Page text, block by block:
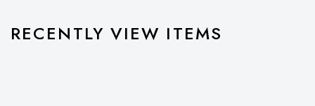
RECENTLY VIEW ITEMS